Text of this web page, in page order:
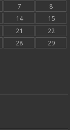
7
8
14
15
21
22
28
29